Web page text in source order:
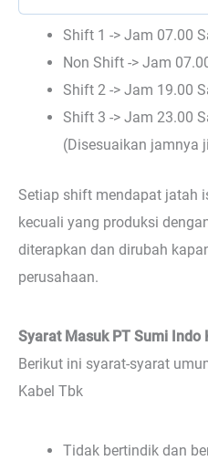
Shift 1 -> Jam 07.00
Non Shift -> Jam
Shift 2 -> Jam 19.00
Shift 3 -> Jam 23.00
(Disesuaikan jamnya
Setiap shift mendapat jatah
kecuali yang produksi
diterapkan dan dirubah
perusahaan.
Syarat Masuk PT Sumi Indo
Berikut ini syarat-syarat
Kabel Tbk
Tidak bertindik dan